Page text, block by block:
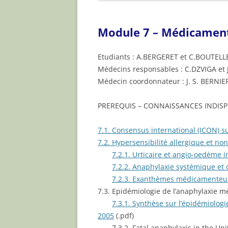
Module 7 –
Etudiants : A.BERGERET et
Médecins responsables : C.DZVIGA et
Médecin coordonnateur : J. S.
PREREQUIS – CONNAISSANCES
7.1. Consensus international (ICON)
7.2. Hypersensibilité allergique et
7.2.1. Urticaire et angio-oedème
7.2.2. Anaphylaxie systémique
7.2.3. Exanthèmes
7.3. Epidémiologie de l’anaphylaxie
7.3.1. Synthèse sur
2005 (.pdf)